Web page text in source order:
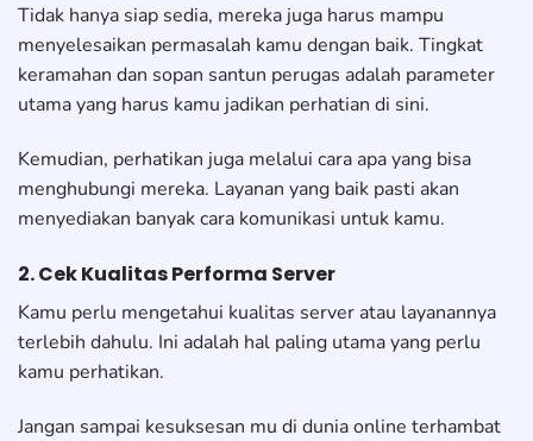
Tidak hanya siap sedia, mereka juga harus mampu
menyelesaikan permasalah kamu dengan baik. Tingkat
keramahan dan sopan santun perugas adalah parameter
utama yang harus kamu jadikan perhatian di sini.
Kemudian, perhatikan juga melalui cara apa yang bisa
menghubungi mereka. Layanan yang baik pasti akan
menyediakan banyak cara komunikasi untuk kamu.
2. Cek Kualitas Performa Server
Kamu perlu mengetahui kualitas server atau layanannya
terlebih dahulu. Ini adalah hal paling utama yang perlu
kamu perhatikan.
Jangan sampai kesuksesan mu di dunia online terhambat